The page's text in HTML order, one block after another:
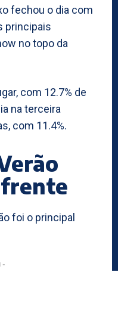
fechou o dia com
principais
no topo da
com 12.7% de
na terceira
com 11.4%.
foi o principal
-